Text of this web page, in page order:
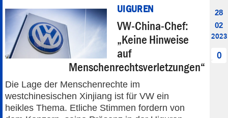
UIGUREN
VW-China-Chef:
„Keine Hinweise
auf
Menschenrechtsverletzungen“
Die Lage der Menschenrechte im
westchinesischen Xinjiang ist für VW ein
heikles Thema. Etliche Stimmen fordern von
28
02
2023
0